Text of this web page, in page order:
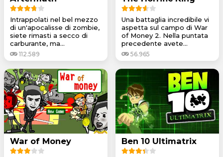
Intrappolati nel bel mezzo
di un'apocalisse di zombie,
siete rimasti a secco di
carburante, ma...
112.589
Una battaglia incredibile vi
aspetta sul campo di War
of Money 2. Nella puntata
precedente avete...
56.965
War of Money Ben 10 Ultimatrix